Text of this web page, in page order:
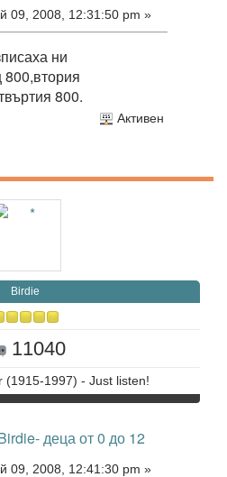
09, 2008, 12:31:50 pm »
ни
800.
Активен
Birdie
11040
(1915-1997) - Just listen!
деца от 0 до 12
09, 2008, 12:41:30 pm »